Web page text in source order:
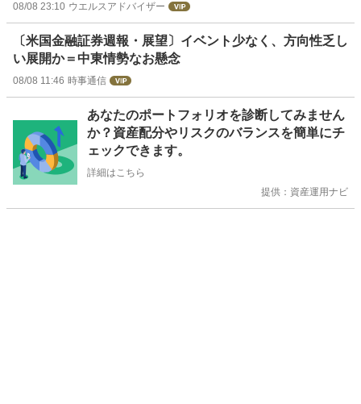
08/08 23:10 ウエルスアドバイザー
〔米国金融証券週報・展望〕イベント少なく、方向性乏し
い展開か＝中東情勢なお懸念
08/08 11:46 時事通信
あなたのポートフォリオを診断してみません
か？資産配分やリスクのバランスを簡単にチ
ェックできます。
詳細はこちら
提供：資産運用ナビ